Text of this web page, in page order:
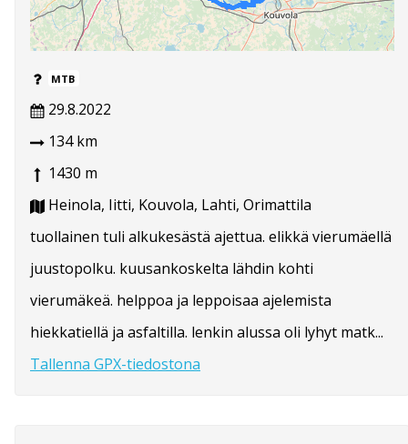
MTB
29.8.2022
134 km
1430 m
Heinola, Iitti, Kouvola, Lahti, Orimattila
tuollainen tuli alkukesästä ajettua. elikkä vierumäellä
juustopolku. kuusankoskelta lähdin kohti
vierumäkeä. helppoa ja leppoisaa ajelemista
hiekkatiellä ja asfaltilla. lenkin alussa oli lyhyt matk...
Tallenna GPX-tiedostona